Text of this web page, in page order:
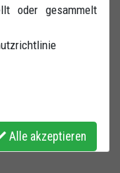
ändern
oder gesammelt
Alle akzeptieren